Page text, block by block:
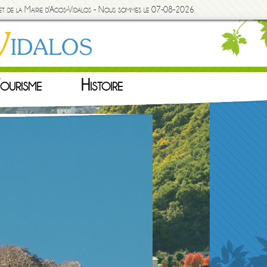
de la Mairie d'Agos-Vidalos - Nous sommes le 07-08-2026
Histoire